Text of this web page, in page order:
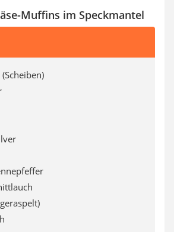
Muffins im Speckmantel